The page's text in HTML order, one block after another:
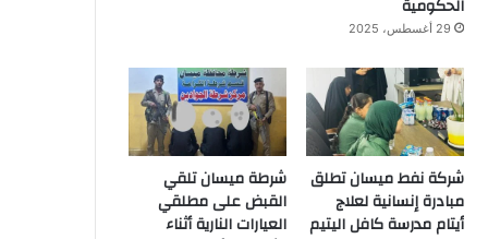
الحكومية
29 أغسطس، 2025
شركة نفط ميسان تطلق
مبادرة إنسانية لعلاج
أيتام مدرسة كافل اليتيم
شرطة ميسان تلقي
القبض على مطلقي
العيارات النارية أثناء